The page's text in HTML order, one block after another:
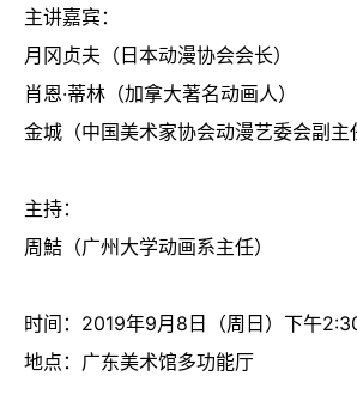
主讲嘉宾：
月冈贞夫（日本动漫协会会长）
肖恩·蒂林（加拿大著名动画人）
金城（中国美术家协会动漫艺委会副主
主持：
周鮚（广州大学动画系主任）
时间： 2019年9月8日（周日）下午
地点： 广东美术馆多功能厅